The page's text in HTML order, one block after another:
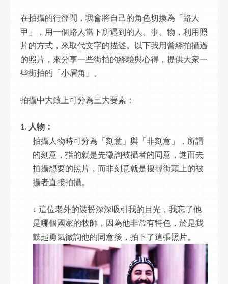
在拍攝的行徑間，我會將自己的角色切換為「路人
甲」，用一個路人當下所遇到的人、事、物，利用照
片的方式，來取代文字的描述。以下我用曾經拍攝過
的照片，來分享一些街拍的經驗與心得，提供大家一
些街拍的「小眉角」。
拍攝中大致上可分為三大要素：
人物：
拍攝人物時可分為「刻意」與「非刻意」，所謂
的刻意，指的就是先徵詢被攝者的同意，進而去
拍攝想要的照片，而非刻意就是搜尋街頭上的被
攝者直接拍攝。
↓ 這位老外的裝扮深深吸引我的目光，我忘了他
是哪個國家的牧師，因為他非常有特色，於是我
鼓起勇氣徵詢他的同意後，拍下了這張照片。